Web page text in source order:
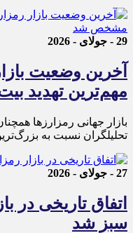
29 - جولای - 2026
آخرین وضعیت
مهم‌ترین تهدید
بازار جهانی رمزارزها
تحلیلگران نسبت به
27 - جولای - 2026
اتفاق تاریخی در
سبز شد